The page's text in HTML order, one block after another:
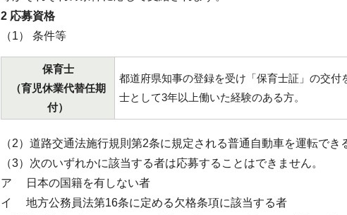
2 応募資格
（1） 条件等
保育士
（育児休業代替任期
付）
都道府県知事の登録を受け「保育士証」の交付
士として3年以上働いた経験のある方。
（2）道路交通法施行規則第2条に規定される普通自動車を運転でき
（3）次のいずれかに該当する者は応募することはできません。
ア 日本の国籍を有しない者
イ 地方公務員法第16条に定める欠格条項に該当する者